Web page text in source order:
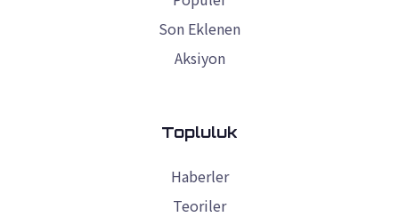
Son Eklenen
Aksiyon
Topluluk
Haberler
Teoriler